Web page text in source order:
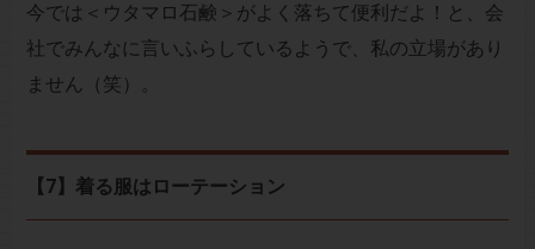
今では＜ウタマロ石鹸＞がよく落ちて便利だよ！と、会
社でみんなに言いふらしているようで、私の立場があり
ません（笑）。
【7】着る服はローテーション